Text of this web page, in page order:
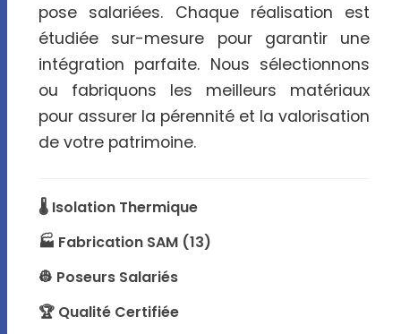
pose salariées. Chaque réalisation est
étudiée sur-mesure pour garantir une
intégration parfaite. Nous sélectionnons
ou fabriquons les meilleurs matériaux
pour assurer la pérennité et la valorisation
de votre patrimoine.
🌡️ Isolation Thermique
🏭 Fabrication SAM (13)
👷 Poseurs Salariés
🏆 Qualité Certifiée